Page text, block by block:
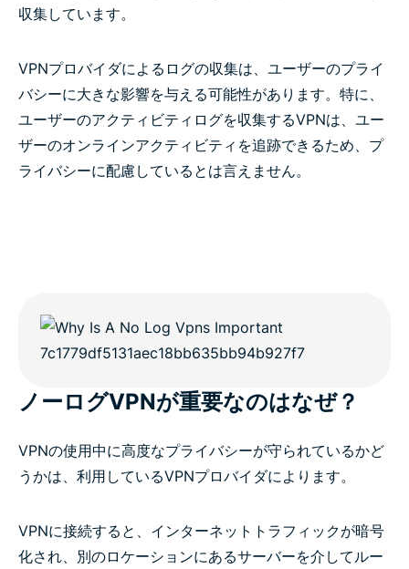
収集しています。
VPNプロバイダによるログの収集は、ユーザーのプライ
バシーに大きな影響を与える可能性があります。特に、
ユーザーのアクティビティログを収集するVPNは、ユー
ザーのオンラインアクティビティを追跡できるため、プ
ライバシーに配慮しているとは言えません。
ノーログVPNが重要なのはなぜ？
VPNの使用中に高度なプライバシーが守られているかど
うかは、利用しているVPNプロバイダによります。
VPNに接続すると、インターネットトラフィックが暗号
化され、別のロケーションにあるサーバーを介してルー